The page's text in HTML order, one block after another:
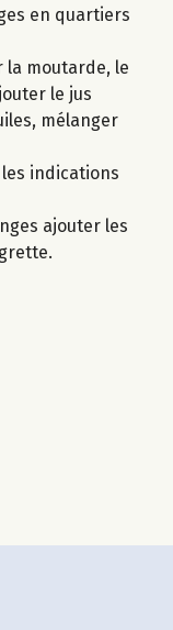
en quartiers
la moutarde, le
le jus
mélanger
indications
ajouter les